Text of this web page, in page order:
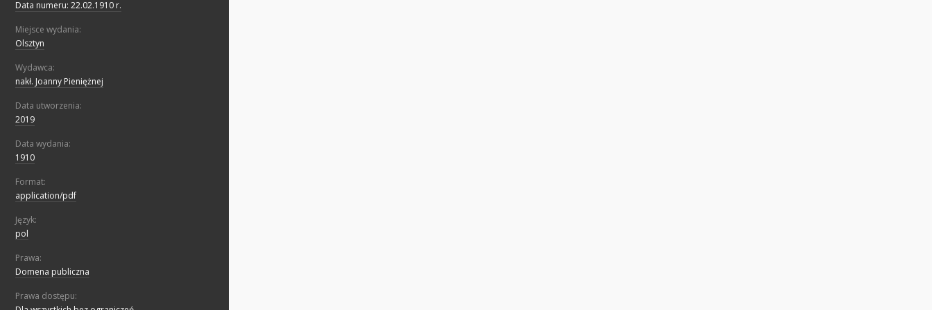
Data numeru: 22.02.1910 r.
Miejsce wydania:
Olsztyn
Wydawca:
nakł. Joanny Pieniężnej
Data utworzenia:
2019
Data wydania:
1910
Format:
application/pdf
Język:
pol
Prawa:
Domena publiczna
Prawa dostępu: